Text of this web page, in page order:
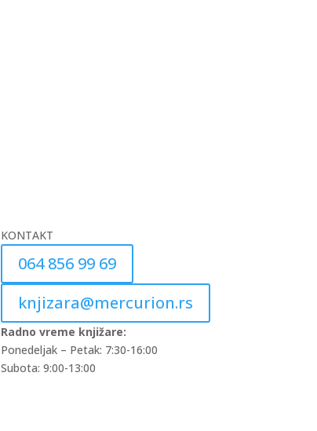
KONTAKT
064 856 99 69
knjizara@mercurion.rs
Radno vreme knjižare:
Ponedeljak – Petak: 7:30-16:00
Subota: 9:00-13:00